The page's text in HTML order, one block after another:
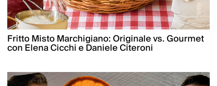
Fritto Misto Marchigiano: Originale vs. Gourmet
con Elena Cicchi e Daniele Citeroni